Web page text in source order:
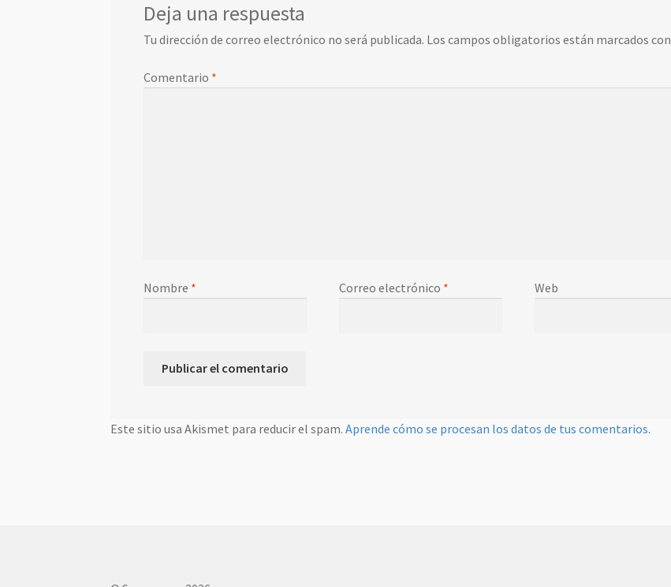
Deja una respuesta
Tu dirección de correo electrónico no será publicada. Los campos obligatorios están marcados con
Comentario *
Nombre * Correo electrónico * Web
Este sitio usa Akismet para reducir el spam.Aprende cómo se procesan los datos de tus comentarios.